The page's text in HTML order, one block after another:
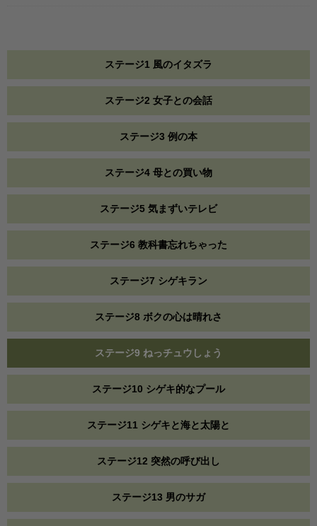
ステージ1 風のイタズラ
ステージ2 女子との会話
ステージ3 例の本
ステージ4 母との買い物
ステージ5 気まずいテレビ
ステージ6 教科書忘れちゃった
ステージ7 シゲキラン
ステージ8 ボクの心は晴れさ
ステージ9 ねっチュウしょう
ステージ10 シゲキ的なプール
ステージ11 シゲキと海と太陽と
ステージ12 突然の呼び出し
ステージ13 男のサガ